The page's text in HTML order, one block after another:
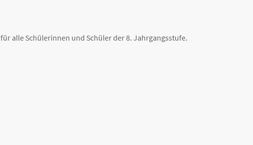
für alle Schülerinnen und Schüler der 8. Jahrgangsstufe.